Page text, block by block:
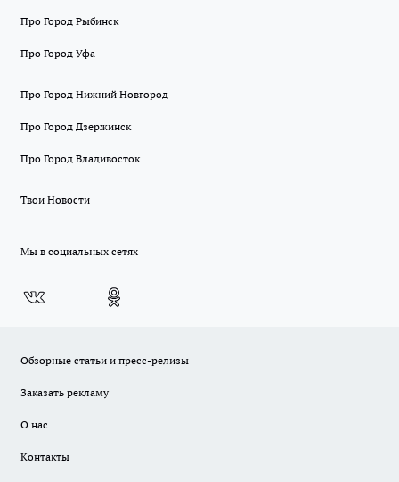
Про Город Рыбинск
Про Город Уфа
Про Город Нижний Новгород
Про Город Дзержинск
Про Город Владивосток
Твои Новости
Мы в социальных сетях
Обзорные статьи и пресс-релизы
Заказать рекламу
О нас
Контакты